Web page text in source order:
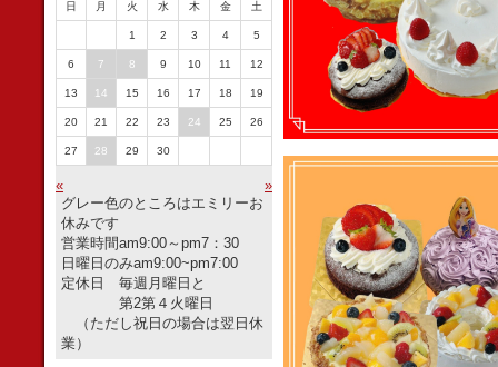
日 月 火 水 木 金 土
1 2 3 4 5
6 7 8 9 10 11 12
13 14 15 16 17 18 19
20 21 22 23 24 25 26
27 28 29 30
«
»
グレー色のところはエミリーお
休みです
営業時間am9:00～pm7：30
日曜日のみam9:00~pm7:00
定休日 毎週月曜日と
第2第４火曜日
（ただし祝日の場合は翌日休
業）